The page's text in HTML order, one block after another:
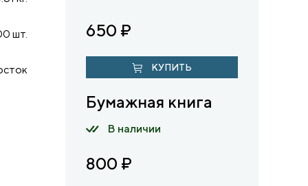
шт. 650 ₽
КУПИТЬ
Бумажная книга
В наличии
800 ₽